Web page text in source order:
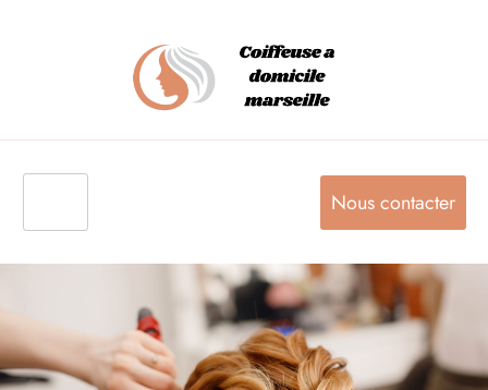
Nous contacter